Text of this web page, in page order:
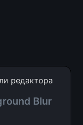
редактора